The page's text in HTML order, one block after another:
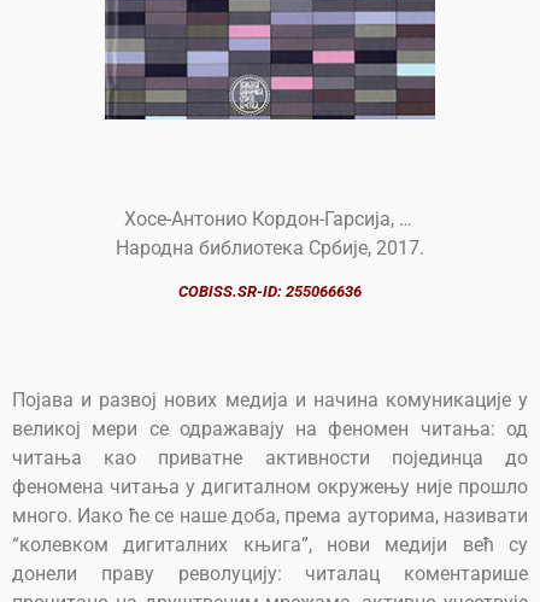
Хосе-Антонио Кордон-Гарсија, …
Народна библиотека Србије, 2017.
COBISS.SR-ID: 255066636
Појава и развој нових медија и начина комуникације у
великој мери се одражавају на феномен читања: од
читања као приватне активности појединца до
феномена читања у дигиталном окружењу није прошло
много. Иако ће се наше доба, према ауторима, називати
“колевком дигиталних књига”, нови медији већ су
донели праву револуцију: читалац коментарише